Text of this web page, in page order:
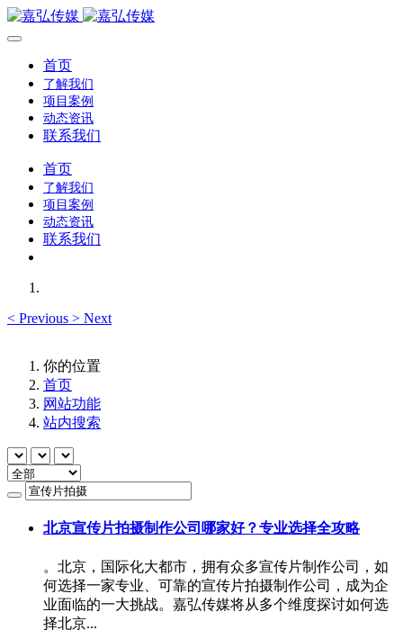
首页
了解我们
项目案例
动态资讯
联系我们
首页
了解我们
项目案例
动态资讯
联系我们
< Previous > Next
你的位置
首页
网站功能
站内搜索
北京宣传片拍摄制作公司哪家好？专业选择全攻略
。北京，国际化大都市，拥有众多宣传片制作公司，如
何选择一家专业、可靠的宣传片拍摄制作公司，成为企
业面临的一大挑战。嘉弘传媒将从多个维度探讨如何选
择北京...